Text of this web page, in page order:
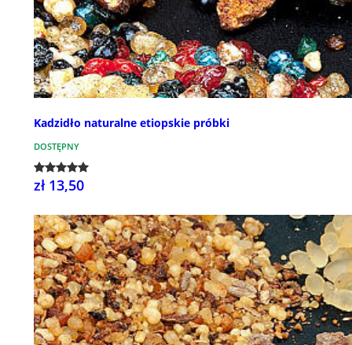
Kadzidło naturalne etiopskie próbki
DOSTĘPNY
zł 13,50